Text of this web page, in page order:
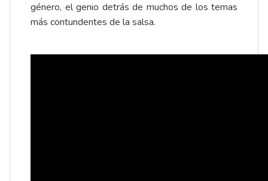
género, el genio detrás de muchos de los temas
más contundentes de la salsa.